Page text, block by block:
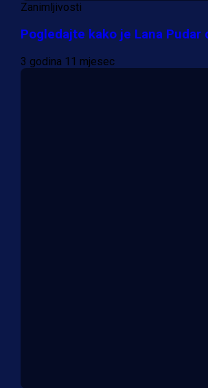
Zanimljivosti
Pogledajte kako je Lana Pudar
3 godina 11 mjesec